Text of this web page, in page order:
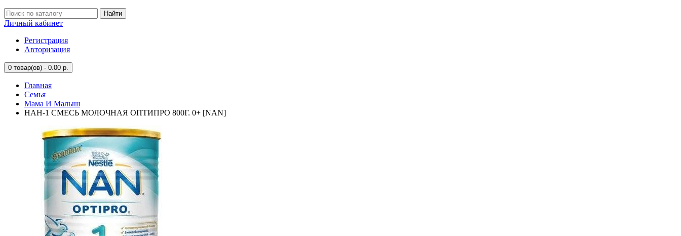
Найти
Личный кабинет
Регистрация
Авторизация
0 товар(ов) - 0.00 р.
Главная
Семья
Мама И Малыш
НАН-1 СМЕСЬ МОЛОЧНАЯ ОПТИПРО 800Г. 0+ [NAN]